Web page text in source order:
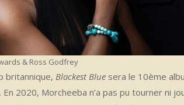
& Ross Godfrey
britannique, Blackest Blue sera le 10ème
2020, Morcheeba n’a pas pu tourner ni